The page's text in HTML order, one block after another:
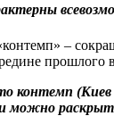
–
прошлого
контемп (Киев
можно